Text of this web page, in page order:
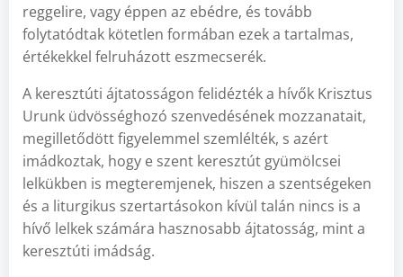
reggelire, vagy éppen az ebédre, és tovább
folytatódtak kötetlen formában ezek a tartalmas,
értékekkel felruházott eszmecserék.
A keresztúti ájtatosságon felidézték a hívők Krisztus
Urunk üdvösséghozó szenvedésének mozzanatait,
megilletődött figyelemmel szemlélték, s azért
imádkoztak, hogy e szent keresztút gyümölcsei
lelkükben is megteremjenek, hiszen a szentségeken
és a liturgikus szertartásokon kívül talán nincs is a
hívő lelkek számára hasznosabb ájtatosság, mint a
keresztúti imádság.